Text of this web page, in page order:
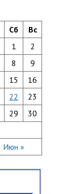
Сб Вс
Июн »
1
2
8
9
15
16
22
23
29
30